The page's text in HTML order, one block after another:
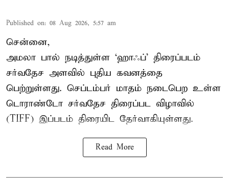
Published on: 08 Aug 2026, 5:57 am
சென்னை,
அமலா பால் நடித்துள்ள ‘ஹாஃப்’ திரைப்படம்
சர்வதேச அளவில் புதிய கவனத்தை
பெற்றுள்ளது. செப்டம்பர் மாதம் நடைபெற உள்ள
டொராண்டோ சர்வதேச திரைப்பட விழாவில்
(TIFF) இப்படம் திரையிட தேர்வாகியுள்ளது.
Read More